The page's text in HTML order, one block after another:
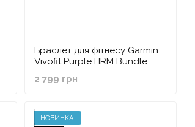
Браслет для фітнесу Garmin
Vivofit Purple HRM Bundle
2 799 грн
НОВИНКА